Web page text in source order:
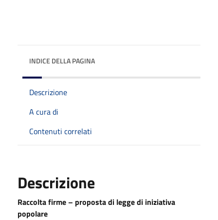
INDICE DELLA PAGINA
Descrizione
A cura di
Contenuti correlati
Descrizione
Raccolta firme – proposta di legge di iniziativa
popolare